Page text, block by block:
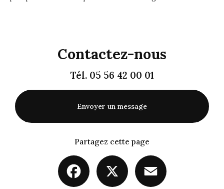
Contactez-nous
Tél. 05 56 42 00 01
Envoyer un message
Partagez cette page
Facebook